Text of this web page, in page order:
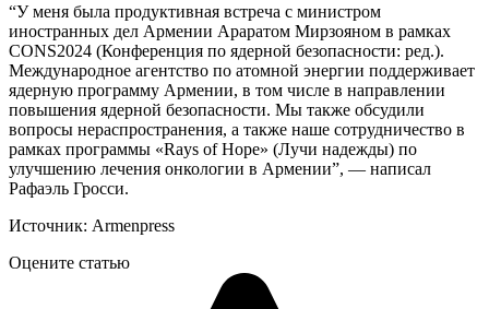
“У меня была продуктивная встреча с министром
иностранных дел Армении Араратом Мирзояном в рамках
CONS2024 (Конференция по ядерной безопасности: ред.).
Международное агентство по атомной энергии поддерживает
ядерную программу Армении, в том числе в направлении
повышения ядерной безопасности. Мы также обсудили
вопросы нераспространения, а также наше сотрудничество в
рамках программы «Rays of Hope» (Лучи надежды) по
улучшению лечения онкологии в Армении”, — написал
Рафаэль Гросси.
Источник: Armenpress
Оцените статью